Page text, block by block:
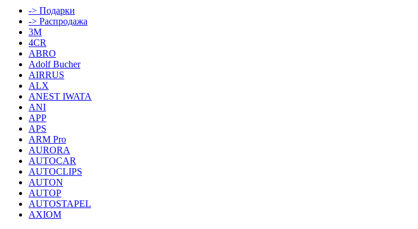
-> Подарки
-> Распродажа
3M
4CR
ABRO
Adolf Bucher
AIRRUS
ALX
ANEST IWATA
ANI
APP
APS
ARM Pro
AURORA
AUTOCAR
AUTOCLIPS
AUTON
AUTOP
AUTOSTAPEL
AXIOM